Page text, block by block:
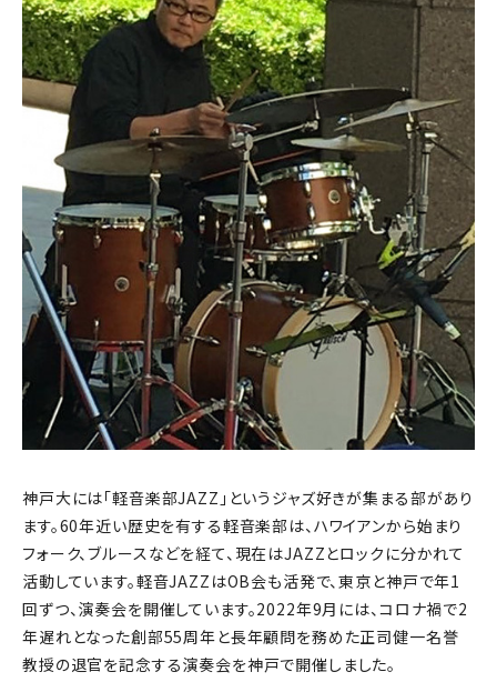
神戸大には「軽音楽部JAZZ」というジャズ好きが集まる部があり
ます。60年近い歴史を有する軽音楽部は、ハワイアンから始まり
フォーク、ブルースなどを経て、現在はJAZZとロックに分かれて
活動しています。軽音JAZZはOB会も活発で、東京と神戸で年1
回ずつ、演奏会を開催しています。2022年9月には、コロナ禍で2
年遅れとなった創部55周年と長年顧問を務めた正司健一名誉
教授の退官を記念する演奏会を神戸で開催しました。